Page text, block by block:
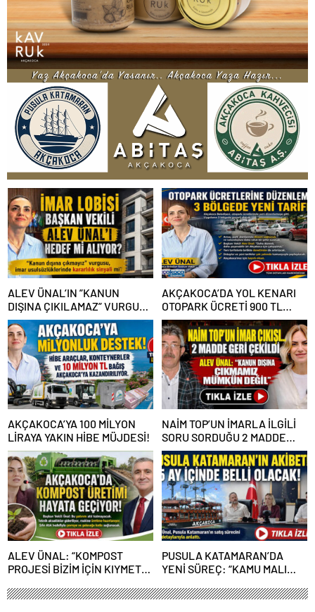
ALEV ÜNAL’IN ”KANUN
DIŞINA ÇIKILAMAZ” VURGUSU
KİMLERİN CANINI SIKTI?
AKÇAKOCA’DA YOL KENARI
OTOPARK ÜCRETİ 900 TL
OLDU
AKÇAKOCA’YA 100 MİLYON
LİRAYA YAKIN HİBE MÜJDESİ!
NAİM TOP’UN İMARLA İLGİLİ
SORU SORDUĞU 2 MADDE
GERİ ÇEKİLDİ
ALEV ÜNAL: “KOMPOST
PROJESİ BİZİM İÇİN KIYMETLİ,
PUSULA KATAMARAN’DA
YENİ SÜREÇ: “KAMU MALI